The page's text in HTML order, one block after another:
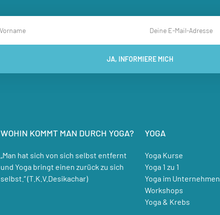
JA, INFORMIERE MICH
WOHIN KOMMT MAN DURCH YOGA?
„Man hat sich von sich selbst entfernt
und Yoga bringt einen zurück zu sich
selbst.“ (T.K.V.Desikachar)
YOGA
Yoga Kurse
Yoga 1 zu 1
Yoga im Unternehmen
Workshops
Yoga & Krebs